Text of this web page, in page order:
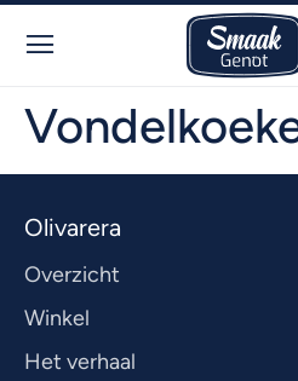
Olivarera
Overzicht
Winkel
Het verhaal